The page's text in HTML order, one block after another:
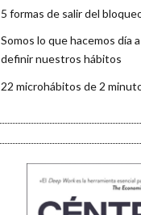
5 formas de salir del
Somos lo que hacemos día
definir nuestros hábitos
22 microhábitos de 2